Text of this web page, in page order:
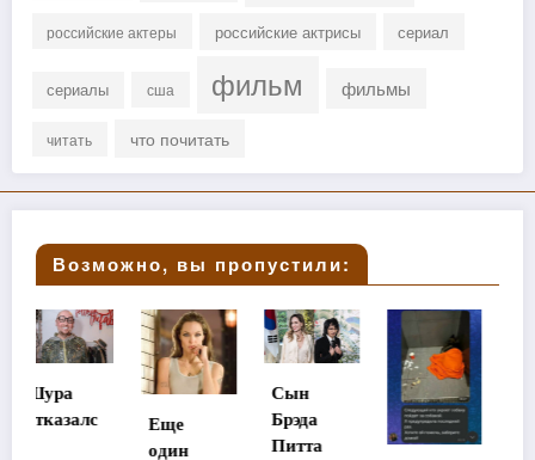
российские актеры российские актрисы сериал
сериалы сша фильм фильмы
читать что почитать
Возможно, вы пропустили:
Еще
Сын
Брэда
Питта
Стала
известна